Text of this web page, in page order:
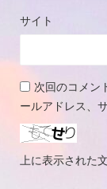
サイト
次回のコメン
ールアドレス、
上に表示された